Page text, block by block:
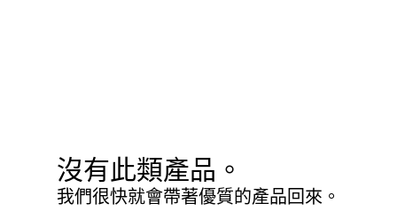
沒有此類產品。
我們很快就會帶著優質的產品回來。